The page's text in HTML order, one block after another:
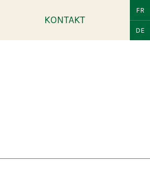
KONTAKT
DE
FR